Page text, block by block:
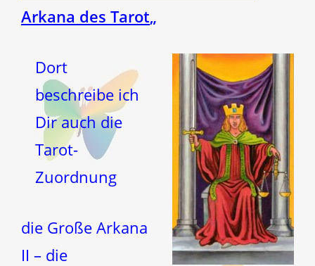
Arkana des Tarot„
Dort
beschreibe ich
Dir auch die
Tarot-
Zuordnung
die Große Arkana
II – die